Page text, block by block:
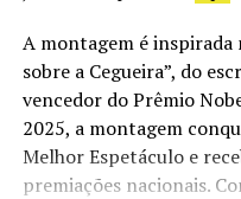
Ingressos:A partir de
Vendas:https://
share_id=1-copiarlink
Classificação livre
A montagem é inspirada
sobre a Cegueira”, do
vencedor do Prêmio
2025, a montagem
Melhor Espetáculo e
premiações nacionais.